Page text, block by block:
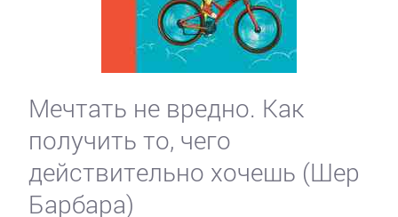
Мечтать не вредно. Как
получить то, чего
действительно хочешь (Шер
Барбара)